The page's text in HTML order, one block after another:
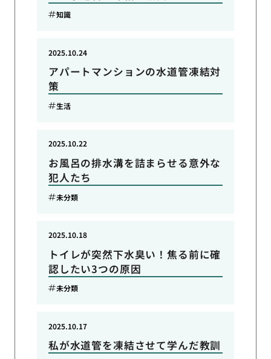
知識
アパートマンションの水道管凍結対
策
2025.10.24
生活
お風呂の排水溝を詰まらせる意外な
犯人たち
2025.10.22
未分類
トイレが突然下水臭い！焦る前に確
認したい3つの原因
2025.10.18
未分類
私が水道管を凍結させて学んだ教訓
2025.10.17